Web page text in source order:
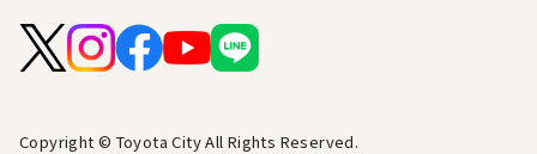
Copyright © Toyota City All Rights Reserved.